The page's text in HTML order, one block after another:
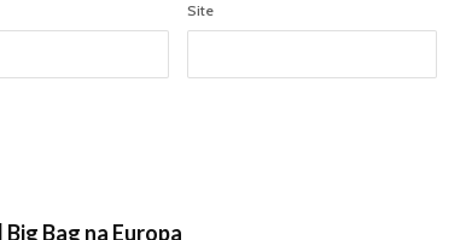
Site
Bag na Europa